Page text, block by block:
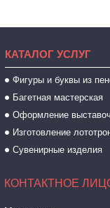
КАТАЛОГ УСЛУГ
Фигуры и буквы из
Багетная мастерская
Оформление
Изготовление
Сувенирные изделия